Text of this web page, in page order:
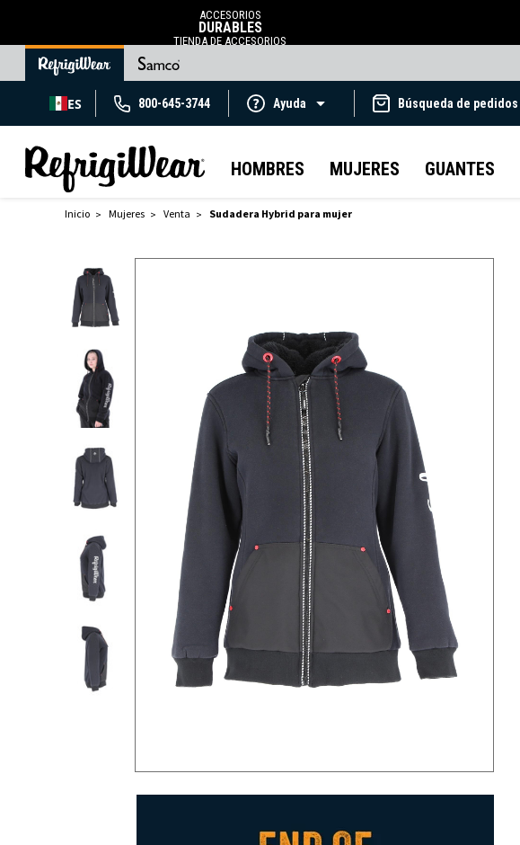
ACCESORIOS
DURABLES
TIENDA DE ACCESORIOS
ES 800-645-3744 Ayuda Búsqueda de pedidos
HOMBRES MUJERES GUANTES
Inicio Mujeres Venta Sudadera Hybrid para mujer